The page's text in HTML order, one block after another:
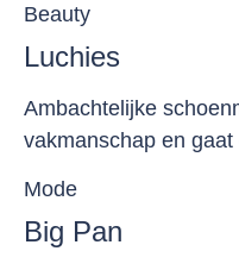
Beauty
Luchies
Ambachtelijke
vakmanschap en
Mode
Big Pan